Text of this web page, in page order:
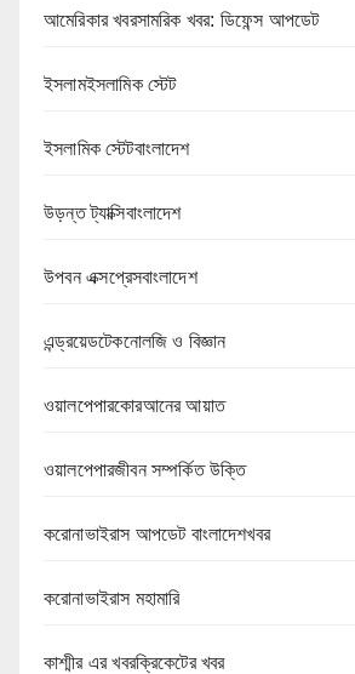
আমেরিকার খবরসামরিক খবর: ডিফেন্স আপডেট
ইসলামইসলামিক স্টেট
ইসলামিক স্টেটবাংলাদেশ
উড়ন্ত ট্যাক্সিবাংলাদেশ
উপবন এক্সপ্রেসবাংলাদেশ
এন্ড্রয়েডটেকনোলজি ও বিজ্ঞান
ওয়ালপেপারকোরআনের আয়াত
ওয়ালপেপারজীবন সম্পর্কিত উক্তি
করোনাভাইরাস আপডেট বাংলাদেশখবর
করোনাভাইরাস মহামারি
কাশ্মীর এর খবরক্রিকেটের খবর